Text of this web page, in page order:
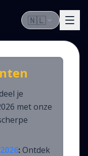
🇳🇱
je
met onze
2026:Ontdek